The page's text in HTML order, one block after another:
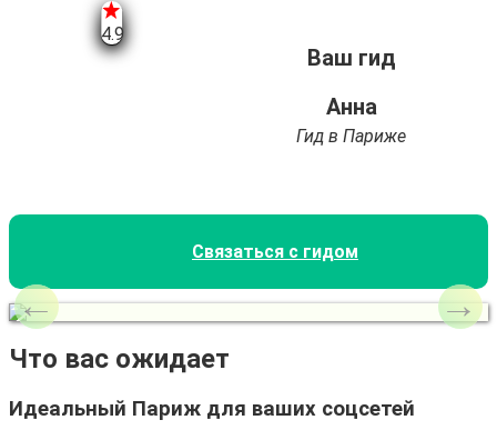
4.9
Ваш гид
Анна
Гид в Париже
Связаться с гидом
Что вас ожидает
Идеальный Париж для ваших соцсетей